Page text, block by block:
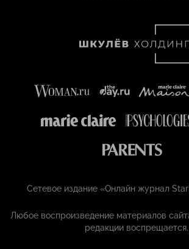
Сетевое издание «Онлайн журнал
Любое воспроизведение материалов
редакции воспрещается.